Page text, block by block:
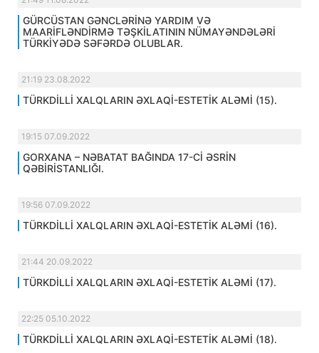
GÜRCÜSTAN GƏNCLƏRİNƏ YARDIM VƏ
MAARİFLƏNDİRMƏ TƏŞKİLATININ NÜMAYƏNDƏLƏRİ
TÜRKİYƏDƏ SƏFƏRDƏ OLUBLAR.
21:19 23.08.2022
TÜRKDİLLİ XALQLARIN ƏXLAQİ-ESTETİK ALƏMİ (15).
19:15 07.09.2022
GORXANA – NƏBATAT BAĞINDA 17-Cİ ƏSRİN
QƏBİRİSTANLIĞI.
19:56 07.09.2022
TÜRKDİLLİ XALQLARIN ƏXLAQİ-ESTETİK ALƏMİ (16).
21:44 20.09.2022
TÜRKDİLLİ XALQLARIN ƏXLAQİ-ESTETİK ALƏMİ (17).
22:25 05.10.2022
TÜRKDİLLİ XALQLARIN ƏXLAQİ-ESTETİK ALƏMİ (18).